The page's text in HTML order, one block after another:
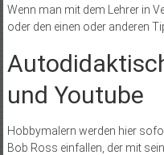
Wenn man mit dem Lehrer in
oder den einen oder anderen
und Youtube
Hobbymalern werden hier
Bob Ross einfallen, der mit